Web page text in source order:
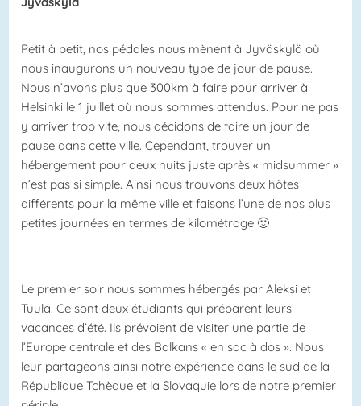
Petit à petit, nos pédales nous mènent à Jyväskylä où
nous inaugurons un nouveau type de jour de pause.
Nous n’avons plus que 300km à faire pour arriver à
Helsinki le 1 juillet où nous sommes attendus. Pour ne pas
y arriver trop vite, nous décidons de faire un jour de
pause dans cette ville. Cependant, trouver un
hébergement pour deux nuits juste après « midsummer »
n’est pas si simple. Ainsi nous trouvons deux hôtes
différents pour la même ville et faisons l’une de nos plus
petites journées en termes de kilométrage 🙂
Le premier soir nous sommes hébergés par Aleksi et
Tuula. Ce sont deux étudiants qui préparent leurs
vacances d’été. Ils prévoient de visiter une partie de
l’Europe centrale et des Balkans « en sac à dos ». Nous
leur partageons ainsi notre expérience dans le sud de la
République Tchèque et la Slovaquie lors de notre premier